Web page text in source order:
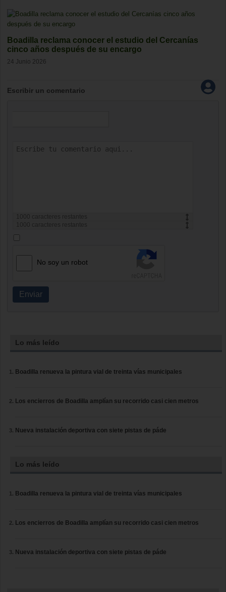
Boadilla reclama conocer el estudio del Cercanías
cinco años después de su encargo
24 Junio 2026
Escribir un comentario
1000
caracteres restantes
1000
caracteres restantes
No soy un robot
Enviar
Lo más leído
Boadilla renueva la pintura vial de treinta vías municipales
Los encierros de Boadilla amplían su recorrido casi cien metros
Nueva instalación deportiva con siete pistas de páde
Lo más leído
Boadilla renueva la pintura vial de treinta vías municipales
Los encierros de Boadilla amplían su recorrido casi cien metros
Nueva instalación deportiva con siete pistas de páde